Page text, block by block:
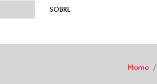
SOBRE
Home